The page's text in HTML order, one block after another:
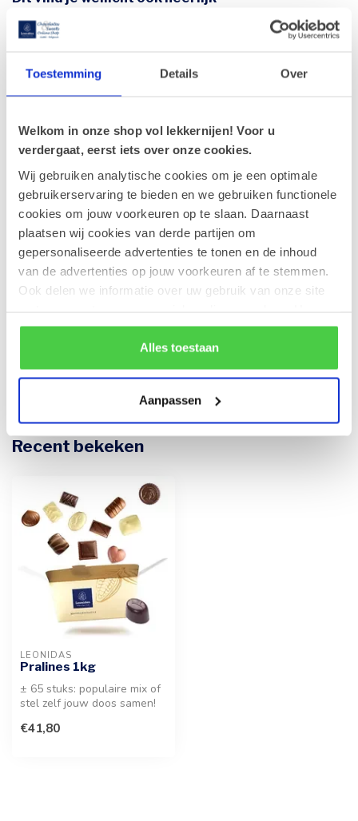
Toestemming Details Over
Welkom in onze shop vol lekkernijen! Voor u
verdergaat, eerst iets over onze cookies.
Wij gebruiken analytische cookies om je een optimale
gebruikerservaring te bieden en we gebruiken functionele
cookies om jouw voorkeuren op te slaan. Daarnaast
plaatsen wij cookies van derde partijen om
gepersonaliseerde advertenties te tonen en de inhoud
van de advertenties op jouw voorkeuren af te stemmen.
Ook delen we informatie over uw gebruik van onze site
rekening mee dat als je bepaalde cookies blokkeert, het
de correcte werking van de website kan verstoren.
Alles toestaan
Aanpassen
Op voorraad
Op voorraad
Leonidas Cube Orangettes 350g
Op voorraad
Geldhof Zakje 15 Cuberdons
Op voorraad
Leonidas Houten kistje 18
likeurpralines
Op voorraad
Recent bekeken
LEONIDAS
Pralines 1kg
± 65 stuks: populaire mix of
stel zelf jouw doos samen!
€41,80